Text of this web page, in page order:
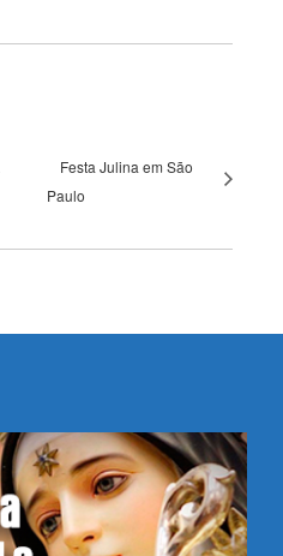
Festa Julina em São
Paulo